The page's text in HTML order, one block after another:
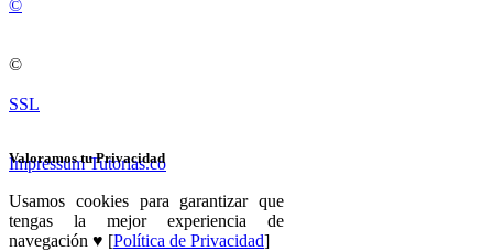
©
©
SSL
Impressum Tutorias.co
Valoramos tu Privacidad
Usamos cookies para garantizar que
tengas la mejor experiencia de
navegación ♥ [Política de Privacidad]